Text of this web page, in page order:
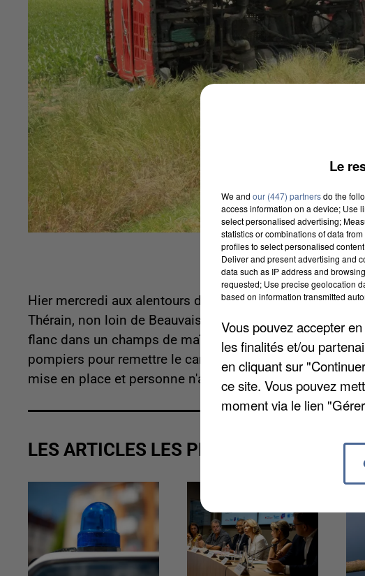
Hier mercredi aux alentours de 9h15, un accident s'est
Thérain, non loin de Beauvais. Un poids lourd
flanc dans un champs de maïs alors qu'il circulait près
pompiers pour remettre le camion dans le bon sens ont
mise en place et personne n'a été blessé.
LES ARTICLES LES PLUS VUS
Le
We and our (447) partnersdo the
access information on a device; Use
select personalised advertising;
statistics or combinations of data
profiles to select personalised
Deliver and present advertising and
data such as IP address and
requested; Use precise geolocation
based on information transmitted
Vous pouvez accepter
les finalités et/ou
en cliquant sur
ce site. Vous pouvez
moment via le lien